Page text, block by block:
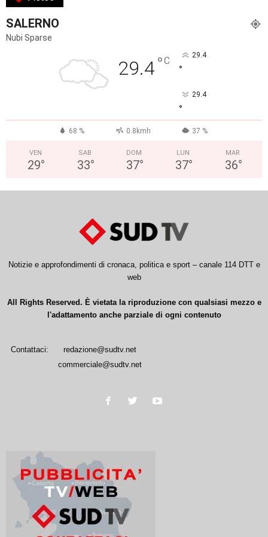
SALERNO
Nubi Sparse
29.4°C 29.4
°
29.4
°
68 % 0.8kmh 37 %
VEN
29°
SAB
33°
DOM
37°
LUN
37°
MAR
36°
Notizie e approfondimenti di cronaca, politica e sport – canale 114 DTT e
web
All Rights Reserved. È vietata la riproduzione con qualsiasi mezzo e
l'adattamento anche parziale di ogni contenuto
Contattaci:
redazione@sudtv.net
commerciale@sudtv.net